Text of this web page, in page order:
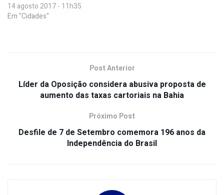
14 agosto 2017 - 11h35
Em "Cidades"
Post Anterior
Líder da Oposição considera abusiva proposta de
aumento das taxas cartoriais na Bahia
Próximo Post
Desfile de 7 de Setembro comemora 196 anos da
Independência do Brasil